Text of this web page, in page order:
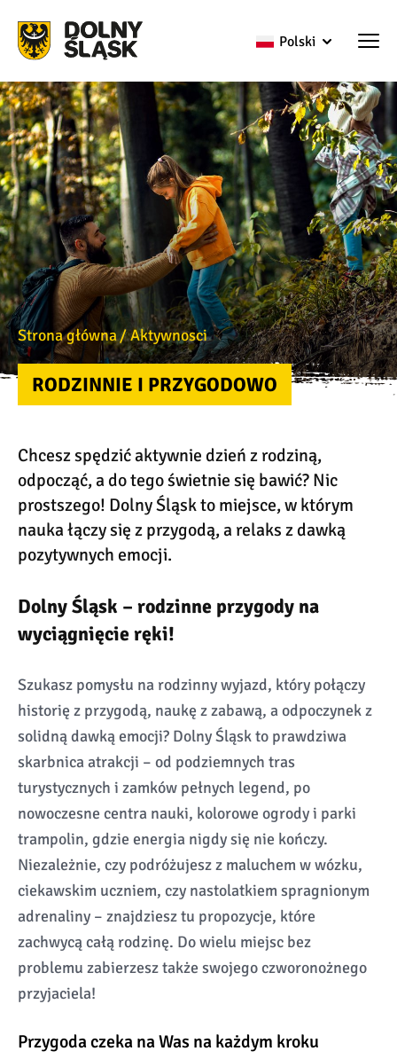
Polski
Strona główna Aktywnosci
RODZINNIE I PRZYGODOWO
Chcesz spędzić aktywnie dzień z rodziną,
odpocząć, a do tego świetnie się bawić? Nic
prostszego! Dolny Śląsk to miejsce, w którym
nauka łączy się z przygodą, a relaks z dawką
pozytywnych emocji.
Dolny Śląsk – rodzinne przygody na
wyciągnięcie ręki!
Szukasz pomysłu na rodzinny wyjazd, który połączy
historię z przygodą, naukę z zabawą, a odpoczynek z
solidną dawką emocji? Dolny Śląsk to prawdziwa
skarbnica atrakcji – od podziemnych tras
turystycznych i zamków pełnych legend, po
nowoczesne centra nauki, kolorowe ogrody i parki
trampolin, gdzie energia nigdy się nie kończy.
Niezależnie, czy podróżujesz z maluchem w wózku,
ciekawskim uczniem, czy nastolatkiem spragnionym
adrenaliny – znajdziesz tu propozycje, które
zachwycą całą rodzinę. Do wielu miejsc bez
problemu zabierzesz także swojego czworonożnego
przyjaciela!
Przygoda czeka na Was na każdym kroku